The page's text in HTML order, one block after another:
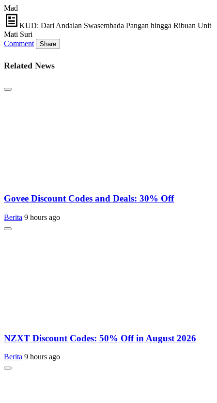
Mad
KUD: Dari Andalan Swasembada Pangan hingga Ribuan Unit
Mati Suri
Comment
Share
Related News
Govee Discount Codes and Deals: 30% Off
Berita 9 hours ago
NZXT Discount Codes: 50% Off in August 2026
Berita 9 hours ago